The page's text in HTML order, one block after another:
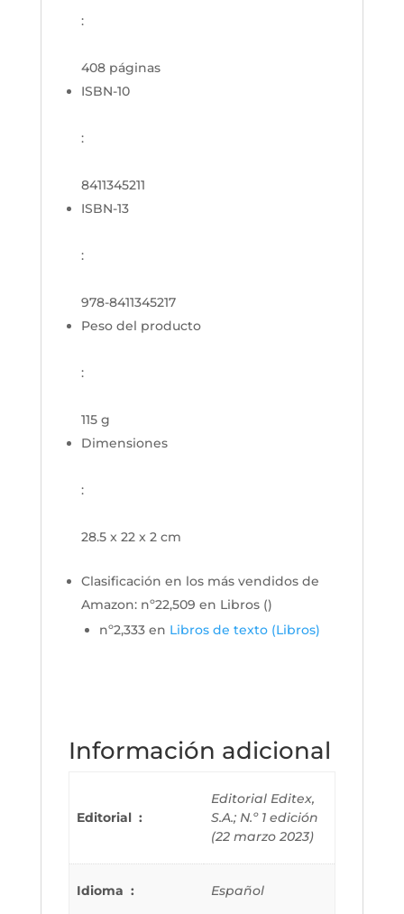
:
408 páginas
ISBN-10
:
8411345211
ISBN-13
:
978-8411345217
Peso del producto
:
115 g
Dimensiones
:
28.5 x 22 x 2 cm
Clasificación en los más vendidos de
Amazon: nº22,509 en Libros ()
nº2,333 en Libros de texto (Libros)
Información adicional
Editorial ‏ : ‎
Editorial Editex,
S.A.; N.º 1 edición
(22 marzo 2023)
Idioma ‏ : ‎ Español